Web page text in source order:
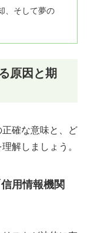
、そして夢の
原因と期
確な意味と、ど
解しましょう。
用情報機関